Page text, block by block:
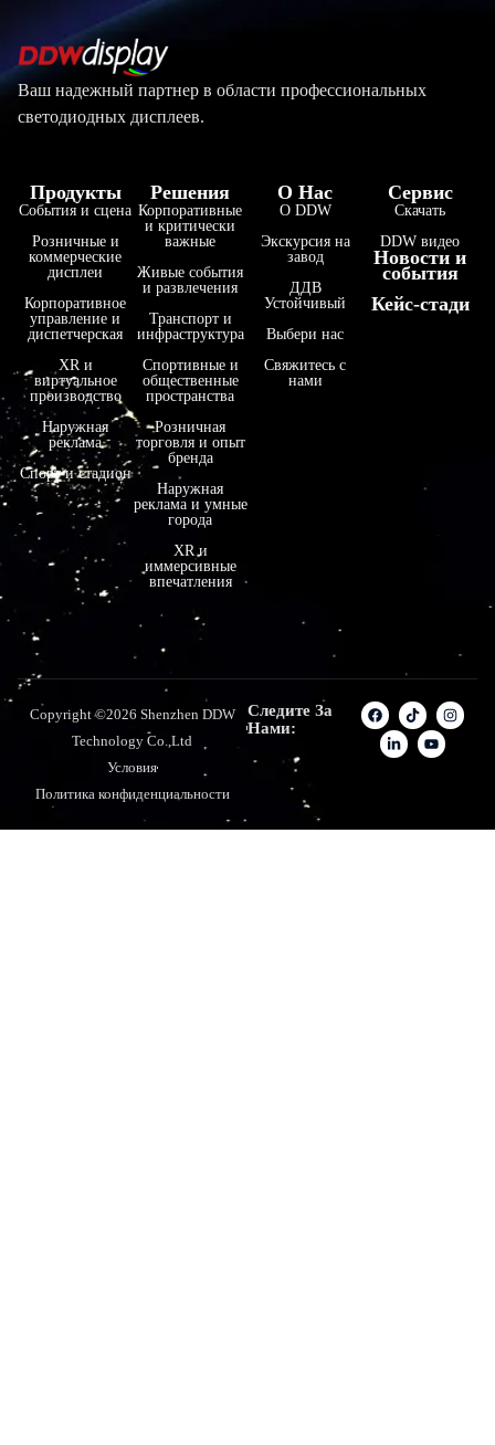
Ваш надежный партнер в области профессиональных
светодиодных дисплеев.
Продукты
События и сцена
Розничные и
коммерческие
дисплеи
Корпоративное
управление и
диспетчерская
XR и
виртуальное
производство
Наружная
реклама
Спорт и стадион
Решения
Корпоративные
и критически
важные
Живые события
и развлечения
Транспорт и
инфраструктура
Спортивные и
общественные
пространства
Розничная
торговля и опыт
бренда
Наружная
реклама и умные
города
XR и
иммерсивные
впечатления
О Нас
О DDW
Экскурсия на
завод
ДДВ
Устойчивый
Выбери нас
Свяжитесь с
нами
Сервис
Скачать
DDW видео
Новости и
события
Кейс-стади
Copyright ©2026 Shenzhen DDW
Technology Co.,Ltd
Условия
Политика конфиденциальности
Следите За
Нами: